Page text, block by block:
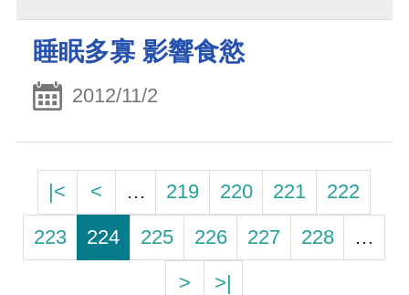
睡眠多寡 影響食慾
2012/11/2
|< < … 219 220 221
222
223
224 225 226 227 228
…
>
>|